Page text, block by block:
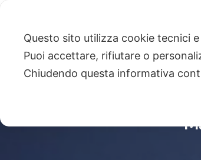
Questo sito utilizza cookie tecnici
Puoi accettare, rifiutare o
Chiudendo questa informativa